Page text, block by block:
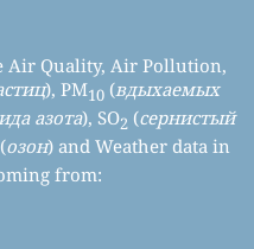
Air Quality, Air Pollution,
), PM10(вдыхаемых
азота), SO2 (сернистый
(озон) and Weather data in
from: